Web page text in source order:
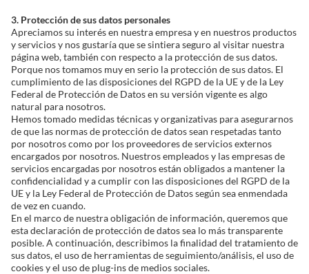
3. Protección de sus datos personales
Apreciamos su interés en nuestra empresa y en nuestros productos
y servicios y nos gustaría que se sintiera seguro al visitar nuestra
página web, también con respecto a la protección de sus datos.
Porque nos tomamos muy en serio la protección de sus datos. El
cumplimiento de las disposiciones del RGPD de la UE y de la Ley
Federal de Protección de Datos en su versión vigente es algo
natural para nosotros.
Hemos tomado medidas técnicas y organizativas para asegurarnos
de que las normas de protección de datos sean respetadas tanto
por nosotros como por los proveedores de servicios externos
encargados por nosotros. Nuestros empleados y las empresas de
servicios encargadas por nosotros están obligados a mantener la
confidencialidad y a cumplir con las disposiciones del RGPD de la
UE y la Ley Federal de Protección de Datos según sea enmendada
de vez en cuando.
En el marco de nuestra obligación de información, queremos que
esta declaración de protección de datos sea lo más transparente
posible. A continuación, describimos la finalidad del tratamiento de
sus datos, el uso de herramientas de seguimiento/análisis, el uso de
cookies y el uso de plug-ins de medios sociales.